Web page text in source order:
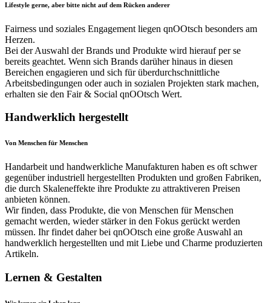
Lifestyle gerne, aber bitte nicht auf dem Rücken anderer
Fairness und soziales Engagement liegen qnOOtsch besonders am
Herzen.
Bei der Auswahl der Brands und Produkte wird hierauf per se
bereits geachtet. Wenn sich Brands darüher hinaus in diesen
Bereichen engagieren und sich für überdurchschnittliche
Arbeitsbedingungen oder auch in sozialen Projekten stark machen,
erhalten sie den Fair & Social qnOOtsch Wert.
Handwerklich hergestellt
Von Menschen für Menschen
Handarbeit und handwerkliche Manufakturen haben es oft schwer
gegenüber industriell hergestellten Produkten und großen Fabriken,
die durch Skaleneffekte ihre Produkte zu attraktiveren Preisen
anbieten können.
Wir finden, dass Produkte, die von Menschen für Menschen
gemacht werden, wieder stärker in den Fokus gerückt werden
müssen. Ihr findet daher bei qnOOtsch eine große Auswahl an
handwerklich hergestellten und mit Liebe und Charme produzierten
Artikeln.
Lernen & Gestalten